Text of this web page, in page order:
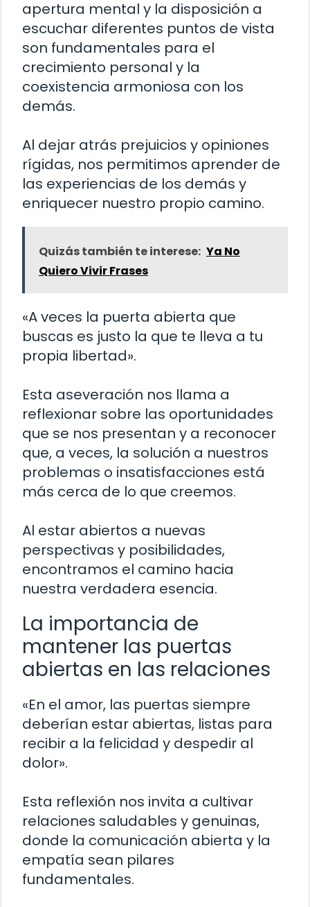
apertura mental y la disposición a
escuchar diferentes puntos de vista
son fundamentales para el
crecimiento personal y la
coexistencia armoniosa con los
demás.
Al dejar atrás prejuicios y opiniones
rígidas, nos permitimos aprender de
las experiencias de los demás y
enriquecer nuestro propio camino.
Quizás también te interese: Ya No
Quiero Vivir Frases
«A veces la puerta abierta que
buscas es justo la que te lleva a tu
propia libertad».
Esta aseveración nos llama a
reflexionar sobre las oportunidades
que se nos presentan y a reconocer
que, a veces, la solución a nuestros
problemas o insatisfacciones está
más cerca de lo que creemos.
Al estar abiertos a nuevas
perspectivas y posibilidades,
encontramos el camino hacia
nuestra verdadera esencia.
La importancia de
mantener las puertas
abiertas en las relaciones
«En el amor, las puertas siempre
deberían estar abiertas, listas para
recibir a la felicidad y despedir al
dolor».
Esta reflexión nos invita a cultivar
relaciones saludables y genuinas,
donde la comunicación abierta y la
empatía sean pilares
fundamentales.